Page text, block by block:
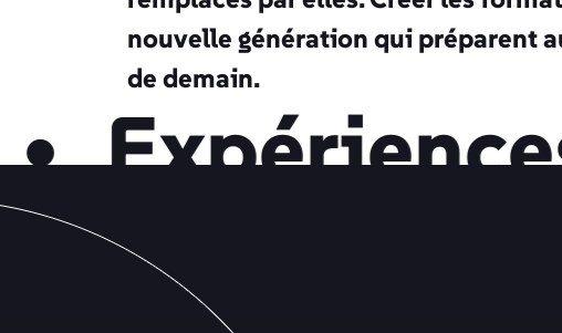
nouvelle génération qui préparent
de demain.
Expériences